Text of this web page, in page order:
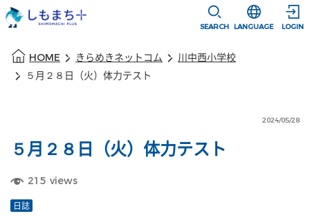
SEARCH
選択すると言
LANGUAGE LOGIN
HOME きらめきネットコム
川中西小学校
５月２８日（火）体力テスト
2024/05/28
５月２８日（火）体力テスト
215 views
日誌